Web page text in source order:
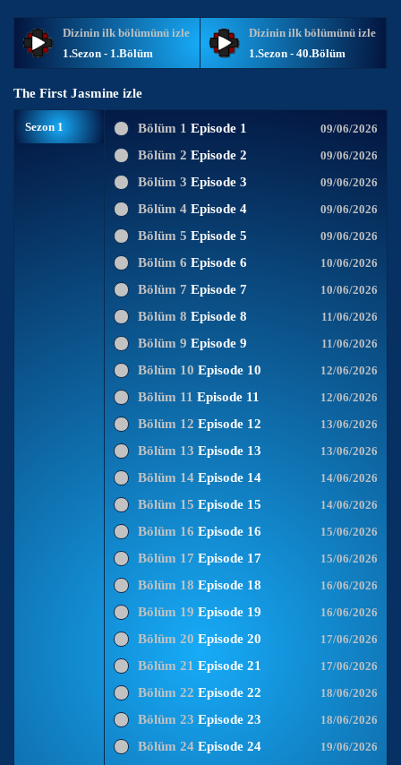
Dizinin ilk bölümünü izle
1.Sezon - 1.Bölüm
Dizinin ilk bölümünü izle
1.Sezon - 40.Bölüm
The First Jasmine izle
Sezon 1 Bölüm 1 Episode 1 09/06/2026
Bölüm 2 Episode 2 09/06/2026
Bölüm 3 Episode 3 09/06/2026
Bölüm 4 Episode 4 09/06/2026
Bölüm 5 Episode 5 09/06/2026
Bölüm 6 Episode 6 10/06/2026
Bölüm 7 Episode 7 10/06/2026
Bölüm 8 Episode 8 11/06/2026
Bölüm 9 Episode 9 11/06/2026
Bölüm 10 Episode 10 12/06/2026
Bölüm 11 Episode 11 12/06/2026
Bölüm 12 Episode 12 13/06/2026
Bölüm 13 Episode 13 13/06/2026
Bölüm 14 Episode 14 14/06/2026
Bölüm 15 Episode 15 14/06/2026
Bölüm 16 Episode 16 15/06/2026
Bölüm 17 Episode 17 15/06/2026
Bölüm 18 Episode 18 16/06/2026
Bölüm 19 Episode 19 16/06/2026
Bölüm 20 Episode 20 17/06/2026
Bölüm 21 Episode 21 17/06/2026
Bölüm 22 Episode 22 18/06/2026
Bölüm 23 Episode 23 18/06/2026
Bölüm 24 Episode 24 19/06/2026